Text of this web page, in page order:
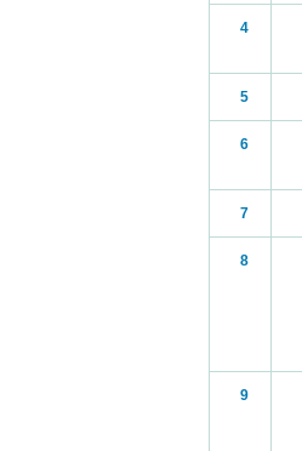
4
5
6
7
8
9